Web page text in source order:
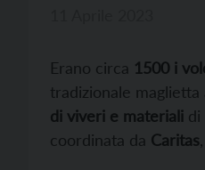
Erano circa 1500 i
tradizionale
di viveri e materiali di
coordinata da Caritas